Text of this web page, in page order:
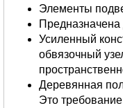
Элементы
Предназначена
Усиленный
обвязочный
Деревянная
Это